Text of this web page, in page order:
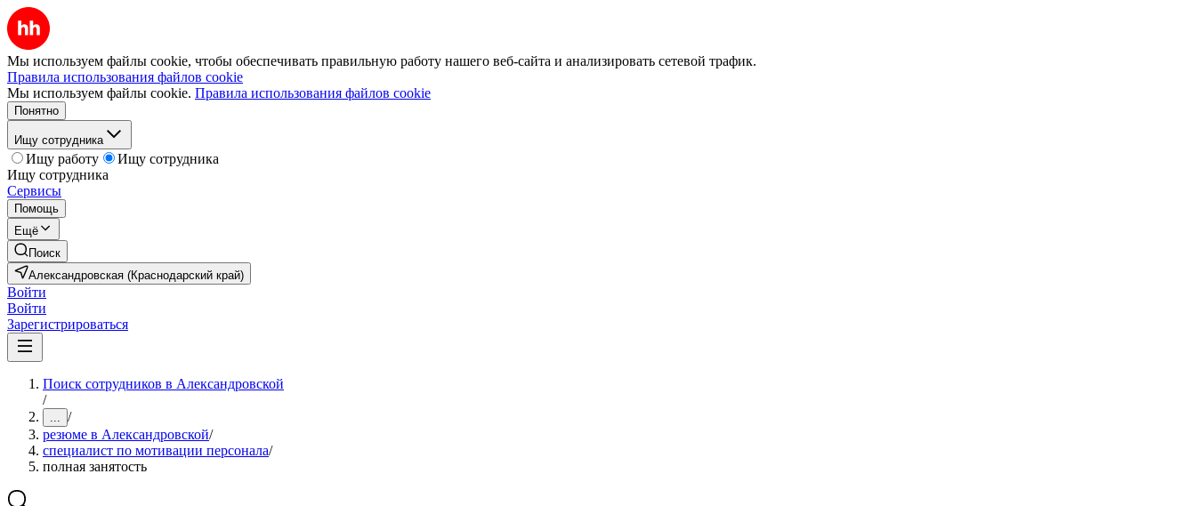
Мы используем файлы cookie, чтобы обеспечивать правильную работу нашего веб-сайта и анализировать сетевой трафик.
Правила использования файлов cookie
Мы используем файлы cookie. Правила использования файлов cookie
Понятно
Ищу сотрудника
Ищу работу
Ищу сотрудника
Ищу сотрудника
Сервисы
Помощь
Ещё
Поиск
Александровская (Краснодарский край)
Войти
Войти
Зарегистрироваться
Поиск сотрудников в Александровской
/
... /
резюме в Александровской/
специалист по мотивации персонала/
полная занятость